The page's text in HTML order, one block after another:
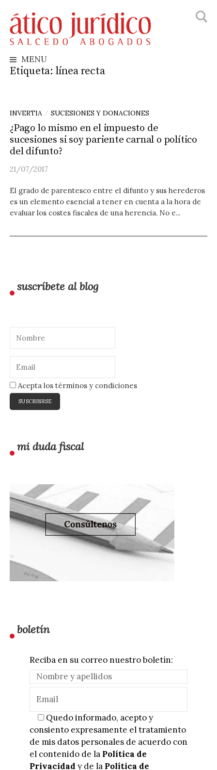
to
content
MENU
Etiqueta: línea recta
INVERTIA / SUCESIONES Y DONACIONES
¿Pago lo mismo en el impuesto de
sucesiones si soy pariente carnal o político
del difunto?
21/07/2017
El grado de parentesco entre el difunto y sus herederos
es un elemento esencial a tener en cuenta a la hora de
evaluar los costes fiscales de una herencia. No e...
suscríbete al blog
Acepta los términos y condiciones
mi duda fiscal
boletín
Reciba en su correo nuestro boletín:
Quedo informado, acepto y
consiento expresamente el tratamiento
de mis datos personales de acuerdo con
el contenido de la Política de
Privacidad y de la Política de